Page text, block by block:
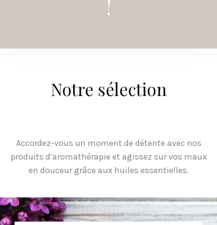
!
Notre sélection
Accordez-vous un moment de détente avec nos
produits d’aromathérapie et agissez sur vos maux
en douceur grâce aux huiles essentielles.